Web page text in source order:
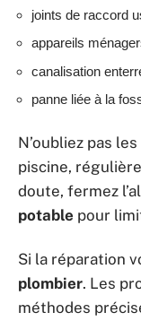
joints de raccord
appareils
canalisation
panne liée à la
N’oubliez pas
piscine,
doute, fermez
potable pour
Si la réparation
plombier. Les
méthodes